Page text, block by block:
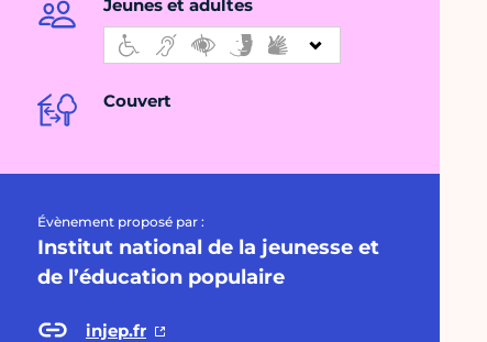
Jeunes et adultes
Couvert
Évènement proposé par :
Institut national de la jeunesse et
de l’éducation populaire
injep.fr